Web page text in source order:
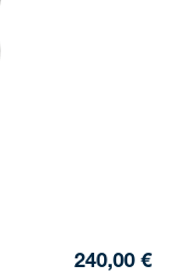
240,00 €